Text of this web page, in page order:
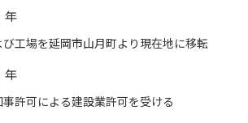
年
工場を延岡市山月町より現在地に移転
年
許可による建設業許可を受ける